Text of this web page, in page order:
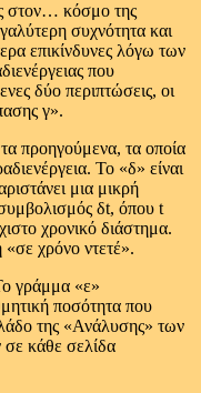
στον… κόσμο της
συχνότητα και
επικίνδυνες λόγω των
που
δύο περιπτώσεις, οι
γ».
προηγούμενα, τα οποία
Το «δ» είναι
μια μικρή
δt, όπου t
χρονικό διάστημα.
χρόνο ντετέ».
γράμμα «ε»
ποσότητα που
της «Ανάλυσης» των
σε κάθε σελίδα